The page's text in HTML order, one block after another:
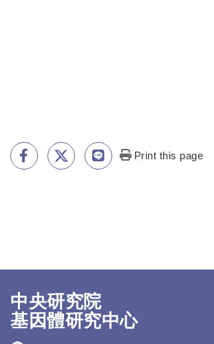
Print this page
中央研究院
基因體研究中心